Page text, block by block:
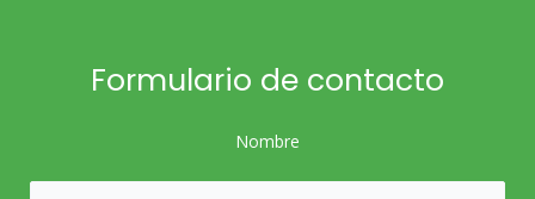
Formulario de contacto
Nombre